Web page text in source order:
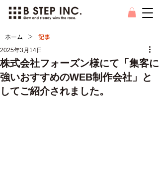
ホーム > 記事
株式会社フォーズン様にて「集客に
強いおすすめのWEB制作会社」と
してご紹介されました。
2025年3月14日